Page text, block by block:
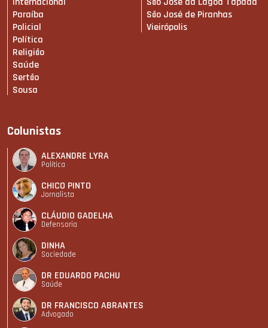
Paraíba
Policial
Política
Religião
Saúde
Sertão
Sousa
São José de Piranhas
Vieirópolis
Colunistas
ALEXANDRE LYRA
Política
CHICO PINTO
Jornalista
CLÁUDIO GADELHA
Defensoria
DINHA
Sociedade
DR EDUARDO PACHU
Saúde
DR FRANCISCO ABRANTES
Advogado